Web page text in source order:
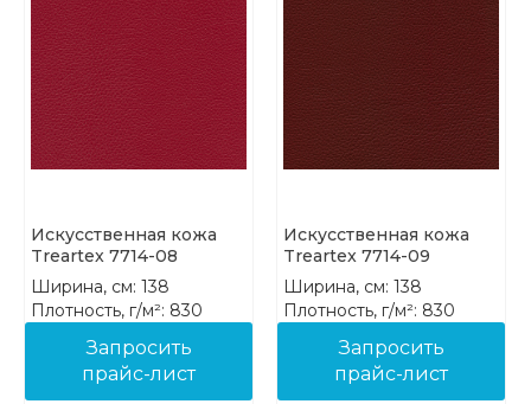
Искусственная кожа
Treartex 7714-08
Ширина, см: 138
Плотность, г/м²: 830
Запросить
прайс-лист
Искусственная кожа
Treartex 7714-09
Ширина, см: 138
Плотность, г/м²: 830
Запросить
прайс-лист